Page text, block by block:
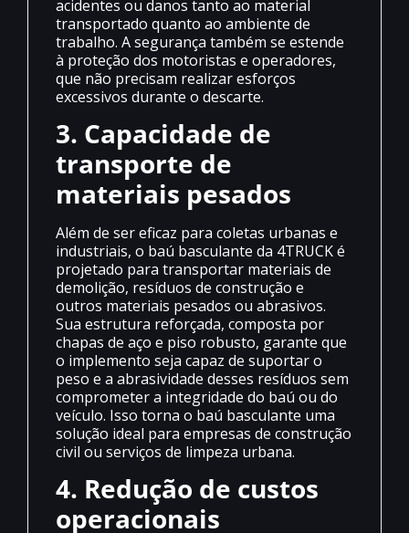
acidentes ou danos tanto ao material
transportado quanto ao ambiente de
trabalho. A segurança também se estende
à proteção dos motoristas e operadores,
que não precisam realizar esforços
excessivos durante o descarte.
3. Capacidade de
transporte de
materiais pesados
Além de ser eficaz para coletas urbanas e
industriais, o baú basculante da 4TRUCK é
projetado para transportar materiais de
demolição, resíduos de construção e
outros materiais pesados ou abrasivos.
Sua estrutura reforçada, composta por
chapas de aço e piso robusto, garante que
o implemento seja capaz de suportar o
peso e a abrasividade desses resíduos sem
comprometer a integridade do baú ou do
veículo. Isso torna o baú basculante uma
solução ideal para empresas de construção
civil ou serviços de limpeza urbana.
4. Redução de custos
operacionais